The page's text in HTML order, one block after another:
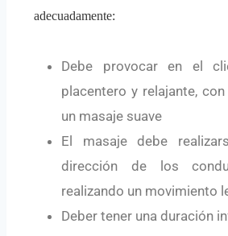
adecuadamente:
Debe provocar en el
placentero y relajante,
un masaje suave
El masaje debe
dirección de los
realizando un movimiento
Deber tener una duración